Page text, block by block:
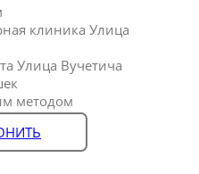
клиника Улица
Улица Вучетича
методом